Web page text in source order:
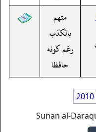
متهم
بالكذب
رغم كونه
حافظا
2010
Sunan al-